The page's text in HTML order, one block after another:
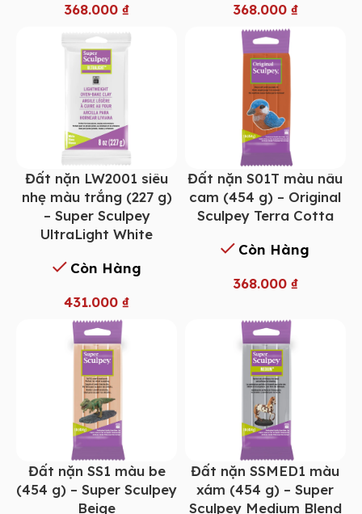
368.000 ₫
368.000 ₫
Đất nặn LW2001 siêu
nhẹ màu trắng (227 g)
– Super Sculpey
UltraLight White
Còn Hàng
431.000 ₫
Đất nặn S01T màu nâu
cam (454 g) – Original
Sculpey Terra Cotta
Còn Hàng
368.000 ₫
Đất nặn SS1 màu be
(454 g) – Super Sculpey
Beige
Đất nặn SSMED1 màu
xám (454 g) – Super
Sculpey Medium Blend